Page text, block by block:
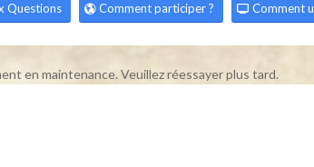
Questions Comment participer ? Comment
en maintenance. Veuillez réessayer plus tard.